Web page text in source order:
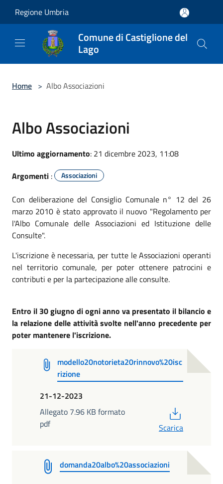
Regione Umbria
Comune di Castiglione del
Lago
Home > Albo Associazioni
Albo Associazioni
Ultimo aggiornamento: 21 dicembre 2023, 11:08
Argomenti : Associazioni
Con deliberazione del Consiglio Comunale n° 12 del 26
marzo 2010 è stato approvato il nuovo "Regolamento per
l'Albo Comunale delle Associazioni ed Istituzione delle
Consulte".
L'iscrizione è necessaria, per tutte le Associazioni operanti
nel territorio comunale, per poter ottenere patrocini e
contributi e per la partecipazione alle consulte.
Entro il 30 giugno di ogni anno va presentato il bilancio e
la relazione delle attività svolte nell'anno precedente per
poter mantenere l'iscrizione.
modello20notorieta20rinnovo%20isc
rizione
21-12-2023
Allegato 7.96 KB formato
pdf
Scarica
domanda20albo%20associazioni